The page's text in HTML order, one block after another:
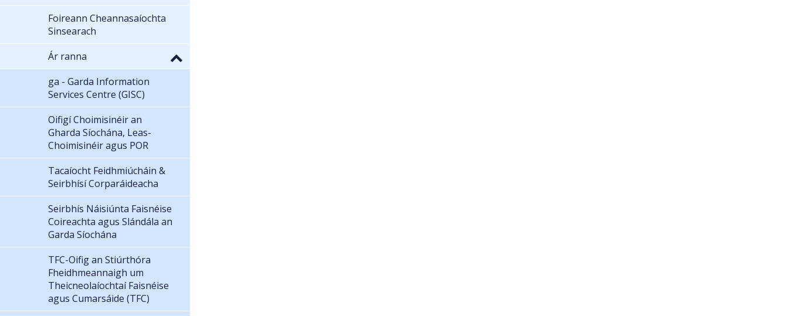
Foireann Cheannasaíochta
Sinsearach
Ár ranna
ga - Garda Information
Services Centre (GISC)
Oifigí Choimisinéir an
Gharda Síochána, Leas-
Choimisinéir agus POR
Tacaíocht Feidhmiúcháin &
Seirbhísí Corparáideacha
Seirbhís Náisiúnta Faisnéise
Coireachta agus Slándála an
Garda Síochána
TFC-Oifig an Stiúrthóra
Fheidhmeannaigh um
Theicneolaíochtaí Faisnéise
agus Cumarsáide (TFC)